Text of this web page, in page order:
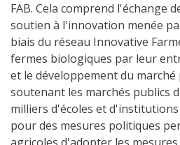
FAB. Cela comprend l'échange
soutien à l'innovation menée
biais du réseau Innovative
fermes biologiques par leur
et le développement du
soutenant les marchés publics
milliers d'écoles et
pour des mesures politiques